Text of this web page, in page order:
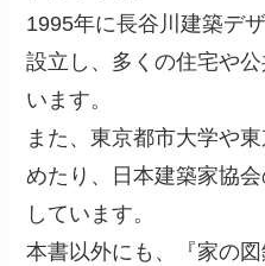
1995年に長谷川建築デ
設立し、多くの住宅や
います。
また、東京都市大学や
めたり、日本建築家協
しています。
本書以外にも、『家の